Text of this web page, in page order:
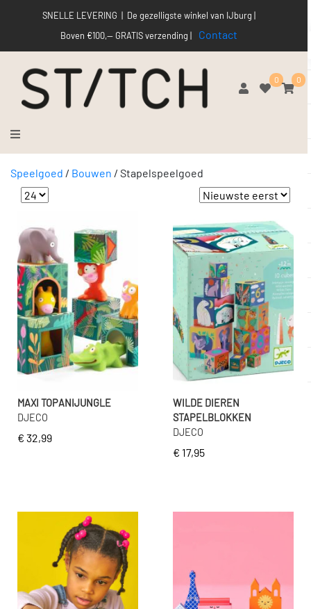
SNELLE LEVERING | De gezelligste winkel van IJburg |
Boven €100,-- GRATIS verzending |
Contact
0 0
Speelgoed / Bouwen / Stapelspeelgoed
MAXI TOPANIJUNGLE
DJECO
€ 32,99
WILDE DIEREN
STAPELBLOKKEN
DJECO
€ 17,95